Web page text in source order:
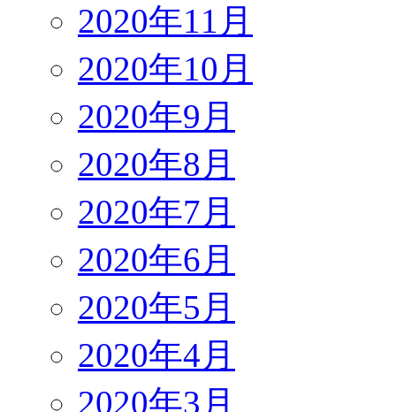
2020年11月
2020年10月
2020年9月
2020年8月
2020年7月
2020年6月
2020年5月
2020年4月
2020年3月